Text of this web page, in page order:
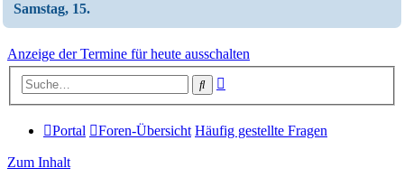
Samstag, 15.
Anzeige der Termine für heute ausschalten
Suche
Portal Foren-Übersicht Häufig gestellte Fragen
Zum Inhalt